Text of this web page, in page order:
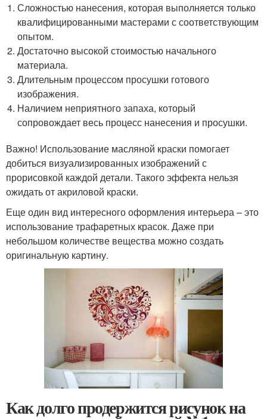
Сложностью нанесения, которая выполняется только
квалифицированными мастерами с соответствующим
опытом.
Достаточно высокой стоимостью начального
материала.
Длительным процессом просушки готового
изображения.
Наличием неприятного запаха, который
сопровождает весь процесс нанесения и просушки.
Важно! Использование масляной краски помогает
добиться визуализированных изображений с
прорисовкой каждой детали. Такого эффекта нельзя
ожидать от акриловой краски.
Еще один вид интересного оформления интерьера – это
использование трафаретных красок. Даже при
небольшом количестве вещества можно создать
оригинальную картину.
Как долго продержится рисунок на